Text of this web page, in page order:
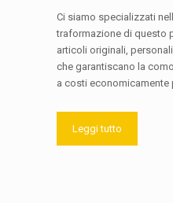
Ci siamo specializzati
traformazione di questo
articoli originali,
che garantiscano la
a costi economicamente
Leggi tutto